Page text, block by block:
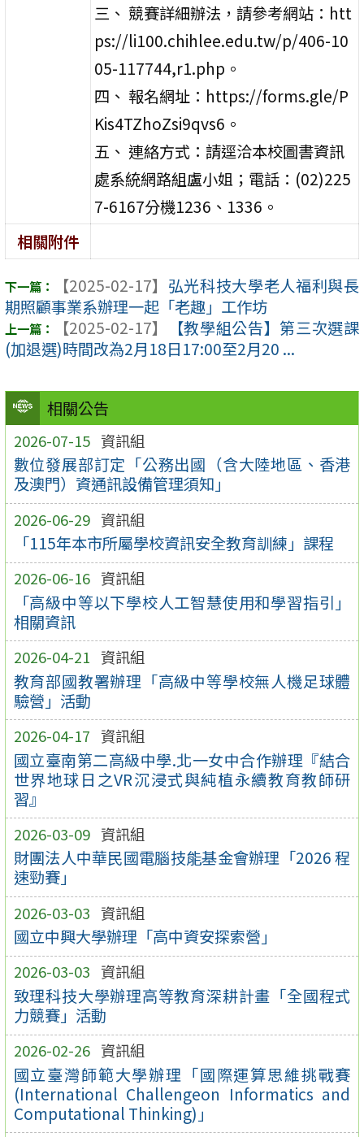
相關公告
2026-07-15 資訊組
數位發展部訂定「公務出國（含大陸地區、香港
及澳門）資通訊設備管理須知」
2026-06-29 資訊組
「115年本市所屬學校資訊安全教育訓練」課程
2026-06-16 資訊組
「高級中等以下學校人工智慧使用和學習指引」
相關資訊
2026-04-21 資訊組
教育部國教署辦理「高級中等學校無人機足球體
驗營」活動
2026-04-17 資訊組
國立臺南第二高級中學.北一女中合作辦理『結合
世界地球日之VR沉浸式與純植永續教育教師研
習』
2026-03-09 資訊組
財團法人中華民國電腦技能基金會辦理「2026 程
速勁賽」
2026-03-03 資訊組
國立中興大學辦理「高中資安探索營」
2026-03-03 資訊組
致理科技大學辦理高等教育深耕計畫「全國程式
力競賽」活動
2026-02-26 資訊組
國立臺灣師範大學辦理「國際運算思維挑戰賽
(International Challengeon Informatics and
Computational Thinking)」
三、 競賽詳細辦法，請參考網站：htt
ps://li100.chihlee.edu.tw/p/406-10
05-117744,r1.php。
四、 報名網址：https://forms.gle/P
Kis4TZhoZsi9qvs6。
五、 連絡方式：請逕洽本校圖書資訊
處系統網路組盧小姐；電話：(02)225
7-6167分機1236、1336。
相關附件
【2025-02-17】 弘光科技大學老人福利與長
期照顧事業系辦理一起「老趣」工作坊
【2025-02-17】
【教學組公告】第三次選課
(加退選)時間改為2月18日17:00至2月20 ...